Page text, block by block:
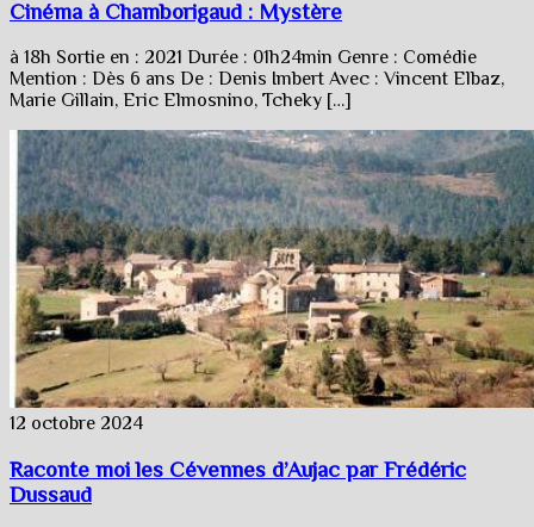
Cinéma à Chamborigaud : Mystère
à 18h Sortie en : 2021 Durée : 01h24min Genre : Comédie
Mention : Dès 6 ans De : Denis Imbert Avec : Vincent Elbaz,
Marie Gillain, Eric Elmosnino, Tcheky […]
12 octobre 2024
Raconte moi les Cévennes d’Aujac par Frédéric
Dussaud